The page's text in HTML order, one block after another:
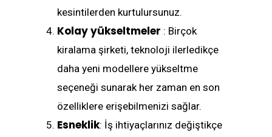
kesintilerden kurtulursunuz.
Kolay yükseltmeler : Birçok
kiralama şirketi, teknoloji ilerledikçe
daha yeni modellere yükseltme
seçeneği sunarak her zaman en son
özelliklere erişebilmenizi sağlar.
Esneklik: İş ihtiyaçlarınız değiştikçe